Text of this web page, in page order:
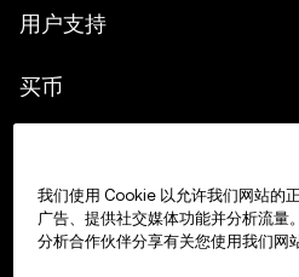
用户支持
买币
交易
我们使用 Cookie 以允许我们网站的
广告、提供社交媒体功能并分析流量
分析合作伙伴分享有关您使用我们网